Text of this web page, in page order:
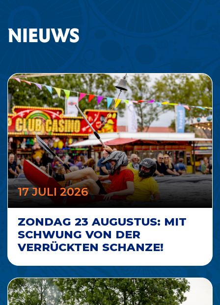
Nieuws
17 JULI 2026
ZONDAG 23 AUGUSTUS: MIT
SCHWUNG VON DER
VERRÜCKTEN SCHANZE!